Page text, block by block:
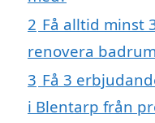
2 Få alltid minst
renovera
3 Få 3
i Blentarp från